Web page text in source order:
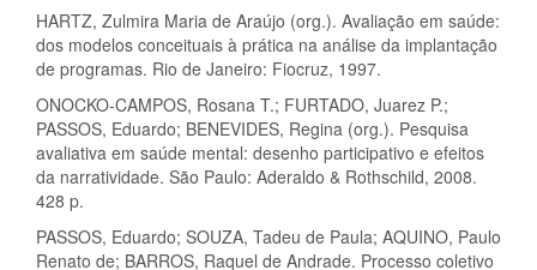
HARTZ, Zulmira Maria de Araújo (org.). Avaliação em saúde:
dos modelos conceituais à prática na análise da implantação
de programas. Rio de Janeiro: Fiocruz, 1997.
ONOCKO-CAMPOS, Rosana T.; FURTADO, Juarez P.;
PASSOS, Eduardo; BENEVIDES, Regina (org.). Pesquisa
avaliativa em saúde mental: desenho participativo e efeitos
da narratividade. São Paulo: Aderaldo & Rothschild, 2008.
428 p.
PASSOS, Eduardo; SOUZA, Tadeu de Paula; AQUINO, Paulo
Renato de; BARROS, Raquel de Andrade. Processo coletivo